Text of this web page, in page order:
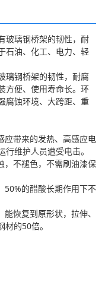
玻璃钢桥架的韧性，耐
石油、化工、电力、轻
璃钢桥架的韧性，耐腐
方便、使用寿命长。环
腐蚀环境、大跨距、重
应带来的发热、高感应电
维护人员遭受电击。
，不褪色，不需刷油漆保
50%的醋酸长期作用下不
恢复到原形状，拉伸、
的50倍。